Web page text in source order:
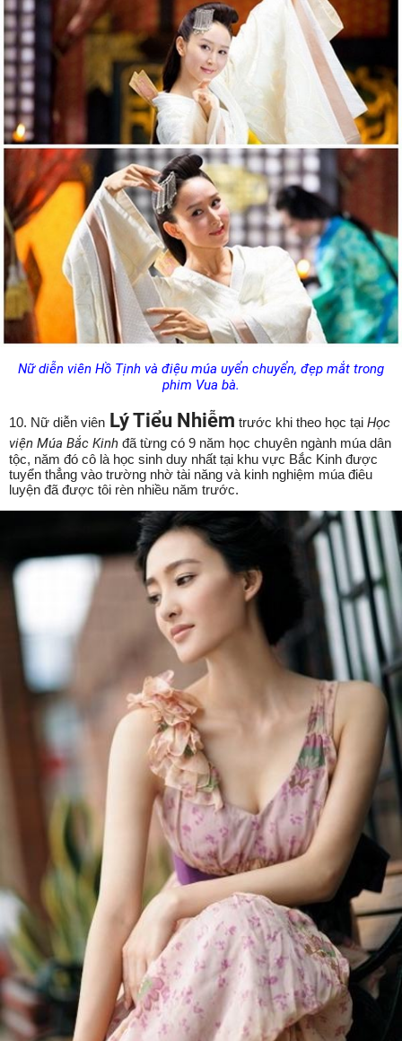
Nữ diễn viên Hồ Tịnh và điệu múa uyển chuyển, đẹp mắt trong
phim Vua bà.
10. Nữ diễn viên Lý Tiểu Nhiễm trước khi theo học tại Học
viện Múa Bắc Kinh đã từng có 9 năm học chuyên ngành múa dân
tộc, năm đó cô là học sinh duy nhất tại khu vực Bắc Kinh được
tuyển thẳng vào trường nhờ tài năng và kinh nghiệm múa điêu
luyện đã được tôi rèn nhiều năm trước.